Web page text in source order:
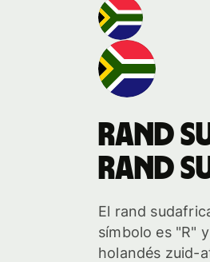
rand
rand
El rand
símbolo es "R"
holandés zuid-